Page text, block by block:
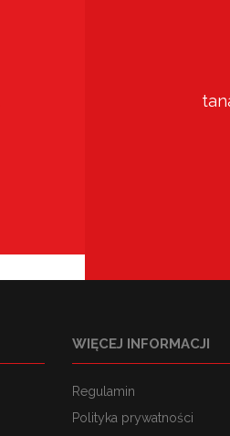
WIĘCEJ INFORMACJI
Regulamin
Polityka prywatności